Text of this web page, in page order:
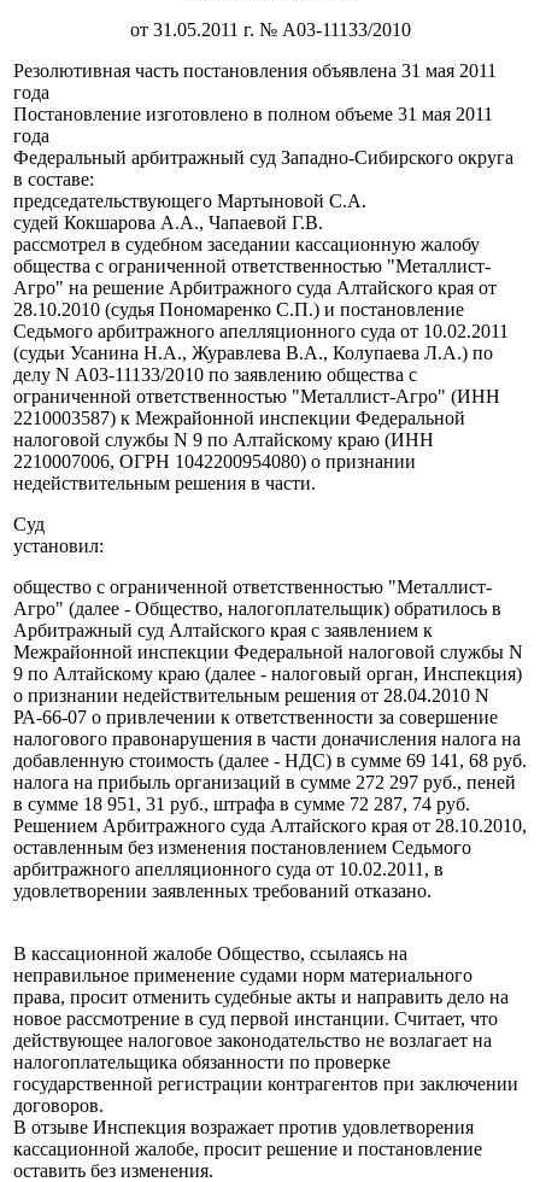
от 31.05.2011 г. № А03-11133/2010
Резолютивная часть постановления объявлена 31 мая 2011
года
Постановление изготовлено в полном объеме 31 мая 2011
года
Федеральный арбитражный суд Западно-Сибирского округа
в составе:
председательствующего Мартыновой С.А.
судей Кокшарова А.А., Чапаевой Г.В.
рассмотрел в судебном заседании кассационную жалобу
общества с ограниченной ответственностью "Металлист-
Агро" на решение Арбитражного суда Алтайского края от
28.10.2010 (судья Пономаренко С.П.) и постановление
Седьмого арбитражного апелляционного суда от 10.02.2011
(судьи Усанина Н.А., Журавлева В.А., Колупаева Л.А.) по
делу N А03-11133/2010 по заявлению общества с
ограниченной ответственностью "Металлист-Агро" (ИНН
2210003587) к Межрайонной инспекции Федеральной
налоговой службы N 9 по Алтайскому краю (ИНН
2210007006, ОГРН 1042200954080) о признании
недействительным решения в части.
Суд
установил:
общество с ограниченной ответственностью "Металлист-
Агро" (далее - Общество, налогоплательщик) обратилось в
Арбитражный суд Алтайского края с заявлением к
Межрайонной инспекции Федеральной налоговой службы N
9 по Алтайскому краю (далее - налоговый орган, Инспекция)
о признании недействительным решения от 28.04.2010 N
РА-66-07 о привлечении к ответственности за совершение
налогового правонарушения в части доначисления налога на
добавленную стоимость (далее - НДС) в сумме 69 141, 68 руб.
налога на прибыль организаций в сумме 272 297 руб., пеней
в сумме 18 951, 31 руб., штрафа в сумме 72 287, 74 руб.
Решением Арбитражного суда Алтайского края от 28.10.2010,
оставленным без изменения постановлением Седьмого
арбитражного апелляционного суда от 10.02.2011, в
удовлетворении заявленных требований отказано.
В кассационной жалобе Общество, ссылаясь на
неправильное применение судами норм материального
права, просит отменить судебные акты и направить дело на
новое рассмотрение в суд первой инстанции. Считает, что
действующее налоговое законодательство не возлагает на
налогоплательщика обязанности по проверке
государственной регистрации контрагентов при заключении
договоров.
В отзыве Инспекция возражает против удовлетворения
кассационной жалобе, просит решение и постановление
оставить без изменения.